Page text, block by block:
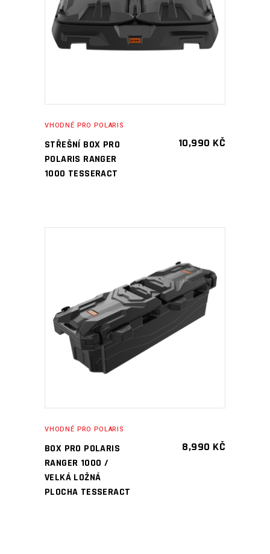
PŘIDAT DO KOŠÍKU
VHODNÉ PRO POLARIS
STŘEŠNÍ BOX PRO
POLARIS RANGER
1000 TESSERACT
10,990 KČ
PŘIDAT DO KOŠÍKU
VHODNÉ PRO POLARIS
BOX PRO POLARIS
RANGER 1000 /
VELKÁ LOŽNÁ
PLOCHA TESSERACT
8,990 KČ